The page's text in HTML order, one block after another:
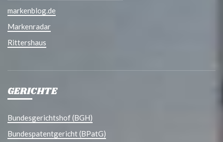
markenblog.de
Markenradar
Rittershaus
GERICHTE
Bundesgerichtshof (BGH)
Bundespatentgericht (BPatG)